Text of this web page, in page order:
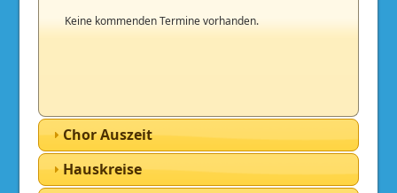
Keine kommenden Termine vorhanden.
Chor Auszeit
Hauskreise